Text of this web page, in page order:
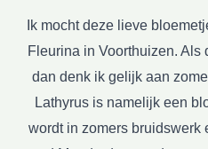
Ik mocht deze lieve
Fleurina in Voorthuizen. Als
dan denk ik gelijk aan
Lathyrus is namelijk een
wordt in zomers bruidswerk